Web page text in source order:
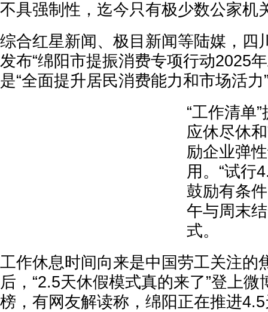
不具强制性，迄今只有极少数公家机
综合红星新闻、极目新闻等陆媒，四
发布“绵阳市提振消费专项行动2025
是“全面提升居民消费能力和市场活力
“工作清单
应休尽休
励企业弹
用。“试行
鼓励有条
午与周末
式。
工作休息时间向来是中国劳工关注的
后，“2.5天休假模式真的来了”登上
榜，有网友解读称，绵阳正在推进